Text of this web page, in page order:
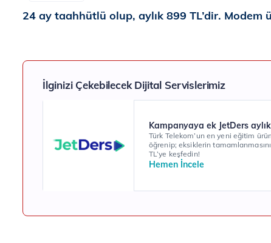
24 ay taahhütlü olup, aylık 899 TL’dir. Modem
İlginizi Çekebilecek Dijital Servislerimiz
Kampanyaya ek JetDers
Türk Telekom’un en yeni eğitim
öğrenip; eksiklerin
TL’ye keşfedin!
Hemen İncele